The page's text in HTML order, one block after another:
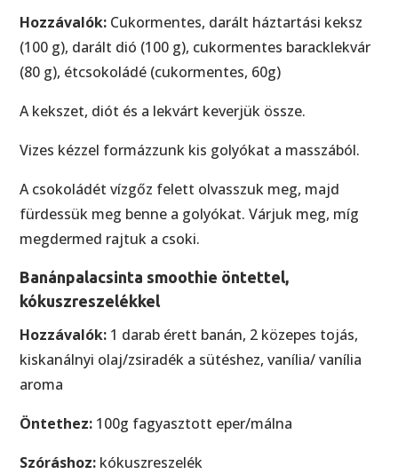
Hozzávalók: Cukormentes, darált háztartási keksz
(100 g), darált dió (100 g), cukormentes baracklekvár
(80 g), étcsokoládé (cukormentes, 60g)
A kekszet, diót és a lekvárt keverjük össze.
Vizes kézzel formázzunk kis golyókat a masszából.
A csokoládét vízgőz felett olvasszuk meg, majd
fürdessük meg benne a golyókat. Várjuk meg, míg
megdermed rajtuk a csoki.
Banánpalacsinta smoothie öntettel,
kókuszreszelékkel
Hozzávalók: 1 darab érett banán, 2 közepes tojás,
kiskanálnyi olaj/zsiradék a sütéshez, vanília/ vanília
aroma
Öntethez: 100g fagyasztott eper/málna
Szóráshoz: kókuszreszelék